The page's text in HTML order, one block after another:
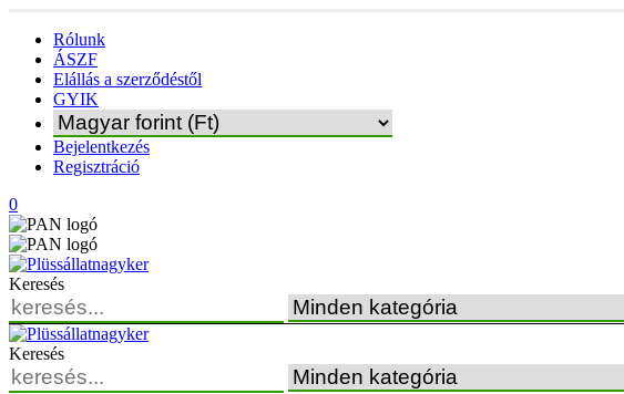
Rólunk
ÁSZF
Elállás a szerződéstől
GYIK
Bejelentkezés
Regisztráció
0
Keresés
Keresés